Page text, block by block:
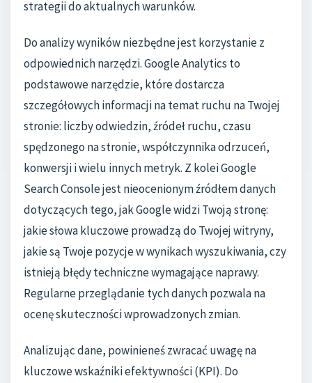
strategii do aktualnych warunków.
Do analizy wyników niezbędne jest korzystanie z
odpowiednich narzędzi. Google Analytics to
podstawowe narzędzie, które dostarcza
szczegółowych informacji na temat ruchu na Twojej
stronie: liczby odwiedzin, źródeł ruchu, czasu
spędzonego na stronie, współczynnika odrzuceń,
konwersji i wielu innych metryk. Z kolei Google
Search Console jest nieocenionym źródłem danych
dotyczących tego, jak Google widzi Twoją stronę:
jakie słowa kluczowe prowadzą do Twojej witryny,
jakie są Twoje pozycje w wynikach wyszukiwania, czy
istnieją błędy techniczne wymagające naprawy.
Regularne przeglądanie tych danych pozwala na
ocenę skuteczności wprowadzonych zmian.
Analizując dane, powinieneś zwracać uwagę na
kluczowe wskaźniki efektywności (KPI). Do